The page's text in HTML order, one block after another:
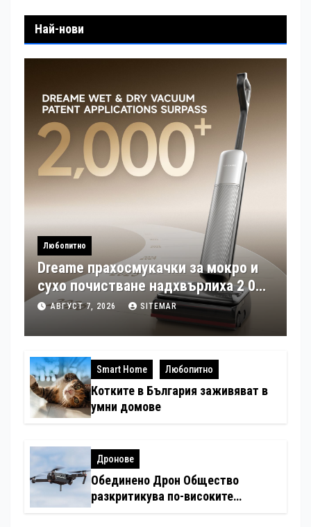
Най-нови
Любопитно
Dreame прахосмукачки за мокро и
сухо почистване надхвърлиха 2 000
патентни заявки в световен мащаб
АВГУСТ 7, 2026 SITEMAR
Smart Home Любопитно
Котките в България заживяват в
умни домове
Дронове
Обединено Дрон Общество
разкритикува по-високите